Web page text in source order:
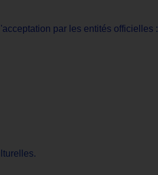
par les entités officielles :